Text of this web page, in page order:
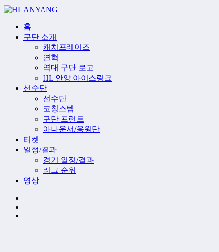
홈
구단 소개
캐치프레이즈
연혁
역대 구단 로고
HL 안양 아이스링크
선수단
선수단
코칭스텝
구단 프런트
아나운서/응원단
티켓
일정/결과
경기 일정/결과
리그 순위
영상